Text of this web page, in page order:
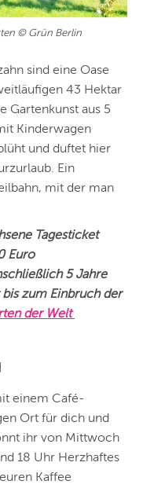
© Grün Berlin
sind eine Oase
43 Hektar
Gartenkunst aus 5
Kinderwagen
und duftet hier
Ein
mit der man
Tagesticket
Euro
5 Jahre
zum Einbruch der
der Welt
einem Café-
Ort für dich und
ihr von Mittwoch
18 Uhr Herzhaftes
Kaffee